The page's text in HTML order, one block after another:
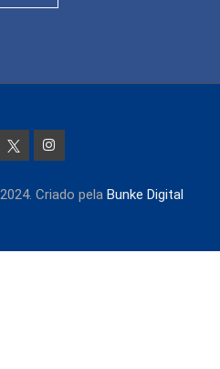
Criado pela Bunke Digital